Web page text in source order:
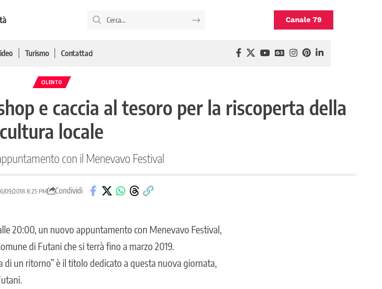
Canale 79
Turismo Contattaci
CILENTO
e caccia al tesoro per la riscoperta della
cultura locale
con il Menevavo Festival
09/2018 8:25 PM Condividi
20:00, un nuovo appuntamento con Menevavo Festival,
di Futani che si terrà fino a marzo 2019.
di un ritorno” è il titolo dedicato a questa nuova giornata,